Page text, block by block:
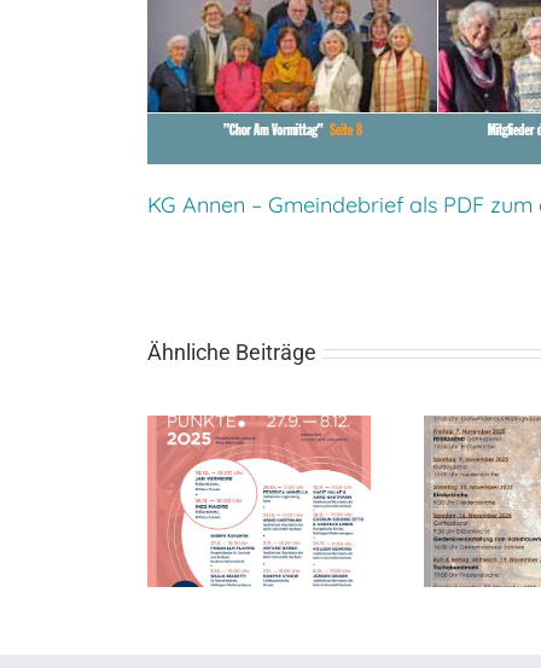
KG Annen – Gmeindebrief als PDF
Ähnliche Beiträge
Gottesdienste im
November